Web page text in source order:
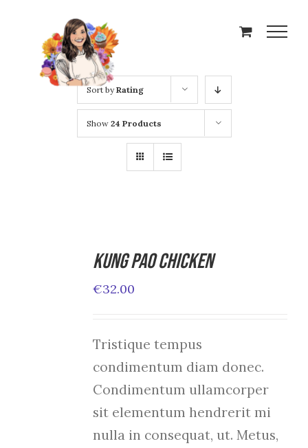
content
Sort byRating
Show 24 Products
Kung Pao Chicken
€32.00
Tristique tempus
condimentum diam donec.
Condimentum ullamcorper
sit elementum hendrerit mi
nulla in consequat, ut. Metus,